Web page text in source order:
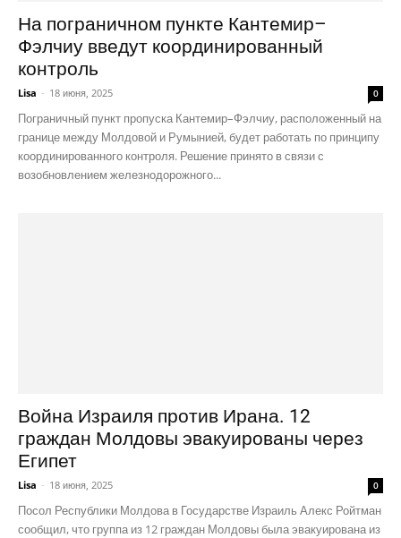
На пограничном пункте Кантемир–
Фэлчиу введут координированный
контроль
Lisa - 18 июня, 2025 0
Пограничный пункт пропуска Кантемир–Фэлчиу, расположенный на
границе между Молдовой и Румынией, будет работать по принципу
координированного контроля. Решение принято в связи с
возобновлением железнодорожного...
Война Израиля против Ирана. 12
граждан Молдовы эвакуированы через
Египет
Lisa - 18 июня, 2025 0
Посол Республики Молдова в Государстве Израиль Алекс Ройтман
сообщил, что группа из 12 граждан Молдовы была эвакуирована из